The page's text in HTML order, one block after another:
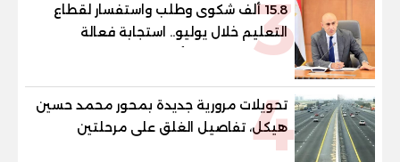
315.8 ألف شكوى وطلب واستفسار لقطاع
التعليم خلال يوليو.. استجابة فعالة
لشكاوى الطلاب وأولياء الأمور
4
تحويلات مرورية جديدة بمحور محمد حسين
هيكل، تفاصيل الغلق على مرحلتين